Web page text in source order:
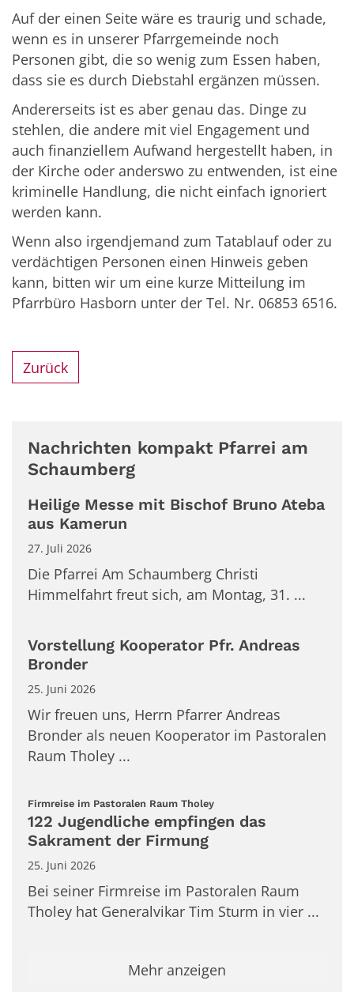
Auf der einen Seite wäre es traurig und schade,
wenn es in unserer Pfarrgemeinde noch
Personen gibt, die so wenig zum Essen haben,
dass sie es durch Diebstahl ergänzen müssen.
Andererseits ist es aber genau das. Dinge zu
stehlen, die andere mit viel Engagement und
auch finanziellem Aufwand hergestellt haben, in
der Kirche oder anderswo zu entwenden, ist eine
kriminelle Handlung, die nicht einfach ignoriert
werden kann.
Wenn also irgendjemand zum Tatablauf oder zu
verdächtigen Personen einen Hinweis geben
kann, bitten wir um eine kurze Mitteilung im
Pfarrbüro Hasborn unter der Tel. Nr. 06853 6516.
Zurück
Nachrichten kompakt Pfarrei am
Schaumberg
Heilige Messe mit Bischof Bruno Ateba
aus Kamerun
27. Juli 2026
Die Pfarrei Am Schaumberg Christi
Himmelfahrt freut sich, am Montag, 31. ...
Vorstellung Kooperator Pfr. Andreas
Bronder
25. Juni 2026
Wir freuen uns, Herrn Pfarrer Andreas
Bronder als neuen Kooperator im Pastoralen
Raum Tholey ...
Firmreise im Pastoralen Raum Tholey:
122 Jugendliche empfingen das
Sakrament der Firmung
25. Juni 2026
Bei seiner Firmreise im Pastoralen Raum
Tholey hat Generalvikar Tim Sturm in vier ...
Mehr anzeigen